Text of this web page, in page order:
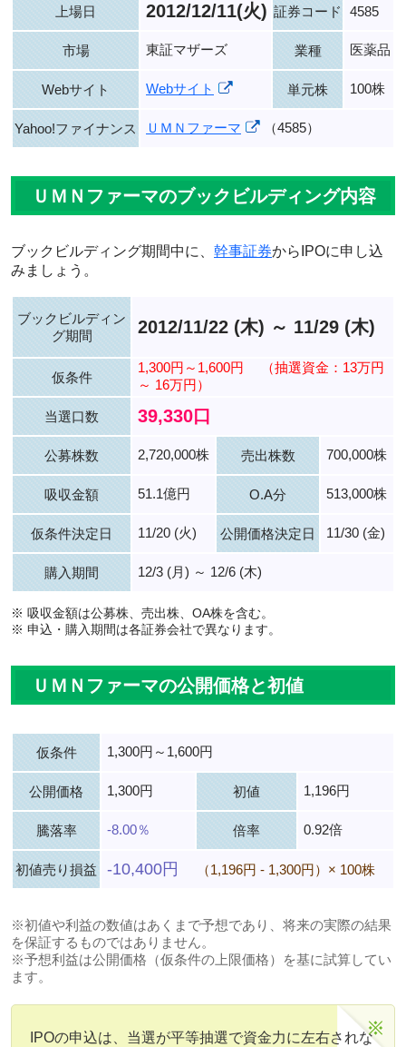
上場日 2012/12/11(火) 証券コード 4585
市場 東証マザーズ 業種 医薬品
Webサイト Webサイト 単元株 100株
Yahoo!ファイナンス ＵＭＮファーマ （4585）
ＵＭＮファーマのブックビルディング内容
ブックビルディング期間中に、 幹事証券からIPOに申し込
みましょう。
ブックビルディン
グ期間
2012/11/22 (木) ～ 11/29 (木)
仮条件
1,300円～1,600円
（抽選資金：13万円
～ 16万円）
当選口数 39,330口
公募株数 2,720,000株 売出株数 700,000株
吸収金額 51.1億円 O.A分 513,000株
仮条件決定日 11/20 (火) 公開価格決定日 11/30 (金)
購入期間 12/3 (月) ～ 12/6 (木)
※ 吸収金額は公募株、売出株、OA株を含む。
※ 申込・購入期間は各証券会社で異なります。
ＵＭＮファーマの公開価格と初値
仮条件 1,300円～1,600円
公開価格 1,300円 初値 1,196円
騰落率 -8.00％ 倍率 0.92倍
初値売り損益 -10,400円 （1,196円 - 1,300円）× 100株
※初値や利益の数値はあくまで予想であり、将来の実際の結果
を保証するものではありません。
※予想利益は公開価格（仮条件の上限価格）を基に試算してい
ます。
IPOの申込は、当選が平等抽選で資金力に左右されな